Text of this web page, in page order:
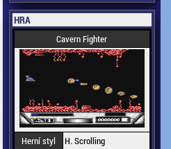
HRA
Cavern Fighter
Herní styl
H. Scrolling